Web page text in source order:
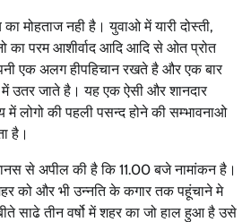
मोहताज नही है। युवाओ में यारी दोस्ती,
का परम आशीर्वाद आदि आदि से ओत प्रोत
एक अलग हीपहिचान रखते है और एक बार
उतर जाते है। यह एक ऐसी और शानदार
में लोगो की पहली पसन्द होने की सम्भावनाओ
है।
से अपील की है कि 11.00 बजे नामांकन है।
को और भी उन्नति के कगार तक पहूंचाने मे
साढे तीन वर्षो में शहर का जो हाल हुआ है उसे